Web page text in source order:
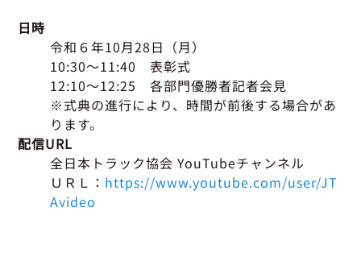
日時
令和６年10月28日（月）
10:30～11:40 表彰式
12:10～12:25 各部門優勝者記者会見
※式典の進行により、時間が前後する場合があ
ります。
配信URL
全日本トラック協会 YouTubeチャンネル
ＵＲＬ： https://www.youtube.com/user/JT
Avideo